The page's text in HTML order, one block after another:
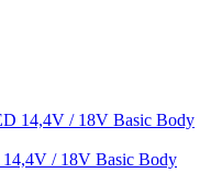
/ 18V Basic Body